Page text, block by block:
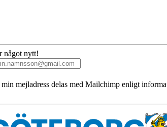
något nytt!
min mejladress delas med Mailchimp enligt